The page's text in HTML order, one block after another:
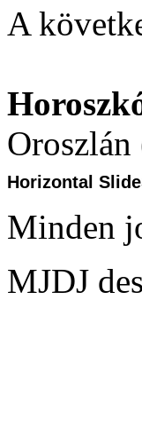
A
Horizontal
Minden
MJDJ